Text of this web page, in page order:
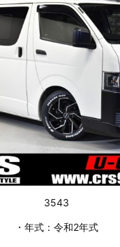
3543
・年式：令和2年式